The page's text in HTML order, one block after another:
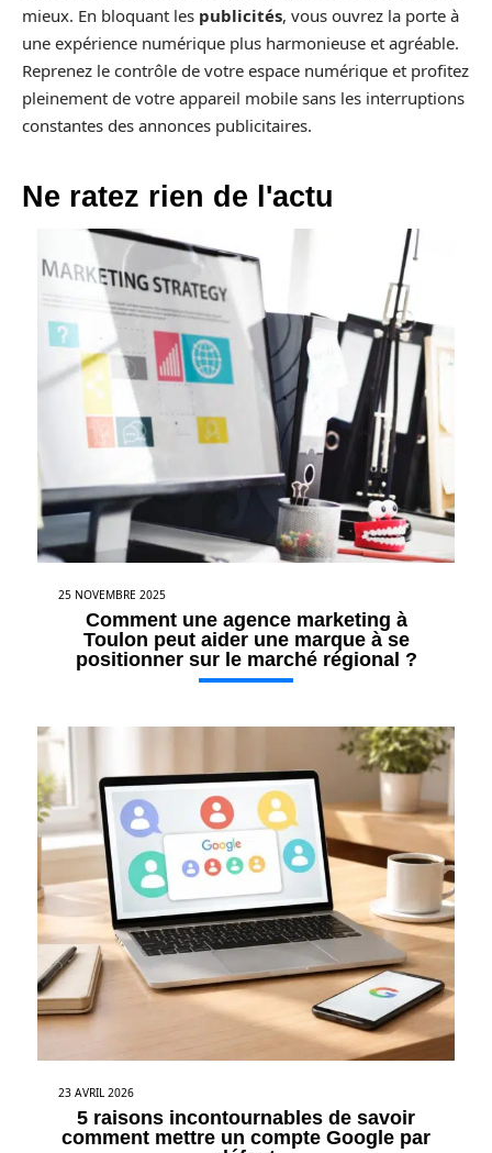
mieux. En bloquant les publicités, vous ouvrez la porte à
une expérience numérique plus harmonieuse et agréable.
Reprenez le contrôle de votre espace numérique et profitez
pleinement de votre appareil mobile sans les interruptions
constantes des annonces publicitaires.
Ne ratez rien de l'actu
25 NOVEMBRE 2025
Comment une agence marketing à
Toulon peut aider une marque à se
positionner sur le marché régional ?
23 AVRIL 2026
5 raisons incontournables de savoir
comment mettre un compte Google par